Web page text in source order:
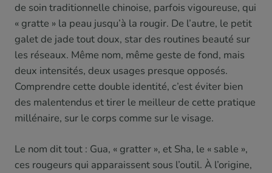
de soin traditionnelle chinoise, parfois vigoureuse, qui
« gratte » la peau jusqu’à la rougir. De l’autre, le petit
galet de jade tout doux, star des routines beauté sur
les réseaux. Même nom, même geste de fond, mais
deux intensités, deux usages presque opposés.
Comprendre cette double identité, c’est éviter bien
des malentendus et tirer le meilleur de cette pratique
millénaire, sur le corps comme sur le visage.
Le nom dit tout : Gua, « gratter », et Sha, le « sable »,
ces rougeurs qui apparaissent sous l’outil. À l’origine,